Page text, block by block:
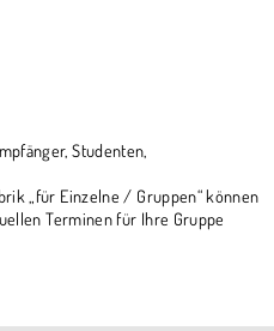
Studenten,
„für Einzelne / Gruppen“ können
Terminen für Ihre Gruppe